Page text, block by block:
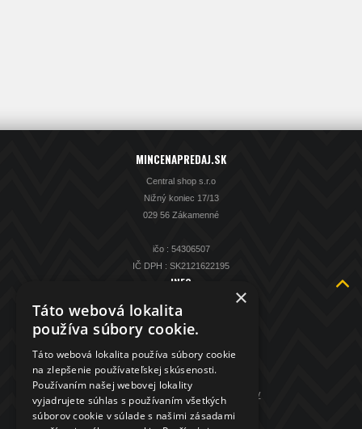
MINCENAPREDAJ.SK
Central shop s.r.o
Nižný koniec 17/13
029 56 Zákamenné
ičo : 54306507
IČ DPH : SK2121622195
INFO
O nás
Kontakt
KAMENNÁ PREDAJŇA
Spätný výkup striebra
Obchodné podmienky
GDPR - ochrana osobných údajov
KONTAKT
×
Táto webová lokalita
používa súbory cookie.
Táto webová lokalita používa súbory cookie
na zlepšenie používateľskej skúsenosti.
Používaním našej webovej lokality
vyjadrujete súhlas s používaním všetkých
súborov cookie v súlade s našimi zásadami